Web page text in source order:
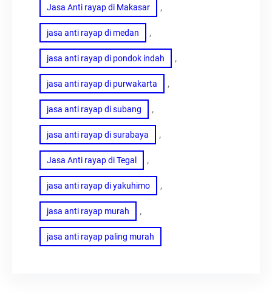
Jasa Anti rayap di Makasar ,
jasa anti rayap di medan ,
jasa anti rayap di pondok indah ,
jasa anti rayap di purwakarta ,
jasa anti rayap di subang ,
jasa anti rayap di surabaya ,
Jasa Anti rayap di Tegal ,
jasa anti rayap di yakuhimo ,
jasa anti rayap murah ,
jasa anti rayap paling murah